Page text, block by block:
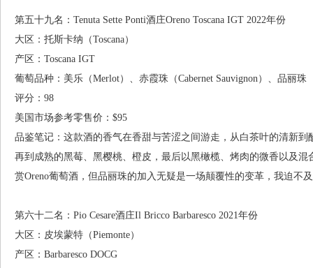
第五十九名：Tenuta Sette Ponti酒庄Oreno Toscana IGT 2022年份
大区：托斯卡纳（Toscana）
产区：Toscana IGT
葡萄品种：美乐（Merlot）、赤霞珠（Cabernet Sauvignon）、品丽珠
评分：98
美国市场参考零售价：$95
品鉴笔记：这款酒的香气在香甜与苦涩之间游走，从白茶叶的清新
再到成熟的黑莓、黑樱桃、橙皮，最后以黑橄榄、烤肉的微香以及
赏Oreno葡萄酒，但品丽珠的加入无疑是一场颠覆性的变革，我迫不
第六十二名：Pio Cesare酒庄Il Bricco Barbaresco 2021年份
大区：皮埃蒙特（Piemonte）
产区：Barbaresco DOCG